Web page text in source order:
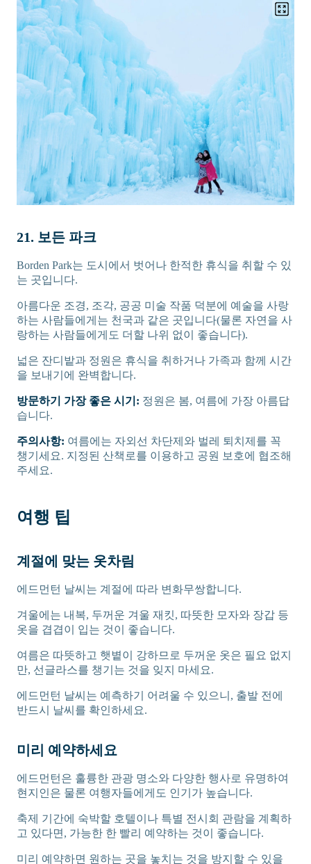
21. 보든 파크
Borden Park는 도시에서 벗어나 한적한 휴식을 취할 수 있
는 곳입니다.
아름다운 조경, 조각, 공공 미술 작품 덕분에 예술을 사랑
하는 사람들에게는 천국과 같은 곳입니다(물론 자연을 사
랑하는 사람들에게도 더할 나위 없이 좋습니다).
넓은 잔디밭과 정원은 휴식을 취하거나 가족과 함께 시간
을 보내기에 완벽합니다.
방문하기 가장 좋은 시기: 정원은 봄, 여름에 가장 아름답
습니다.
주의사항: 여름에는 자외선 차단제와 벌레 퇴치제를 꼭
챙기세요. 지정된 산책로를 이용하고 공원 보호에 협조해
주세요.
여행 팁
계절에 맞는 옷차림
에드먼턴 날씨는 계절에 따라 변화무쌍합니다.
겨울에는 내복, 두꺼운 겨울 재킷, 따뜻한 모자와 장갑 등
옷을 겹겹이 입는 것이 좋습니다.
여름은 따뜻하고 햇볕이 강하므로 두꺼운 옷은 필요 없지
만, 선글라스를 챙기는 것을 잊지 마세요.
에드먼턴 날씨는 예측하기 어려울 수 있으니, 출발 전에
반드시 날씨를 확인하세요.
미리 예약하세요
에드먼턴은 훌륭한 관광 명소와 다양한 행사로 유명하여
현지인은 물론 여행자들에게도 인기가 높습니다.
축제 기간에 숙박할 호텔이나 특별 전시회 관람을 계획하
고 있다면, 가능한 한 빨리 예약하는 것이 좋습니다.
미리 예약하면 원하는 곳을 놓치는 것을 방지할 수 있을